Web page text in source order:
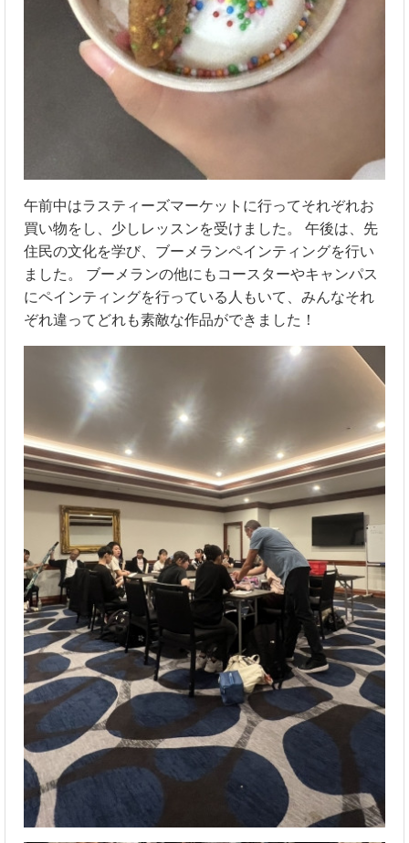
午前中はラスティーズマーケットに行ってそれぞれお
買い物をし、少しレッスンを受けました。 午後は、先
住民の文化を学び、ブーメランペインティングを行い
ました。 ブーメランの他にもコースターやキャンパス
にペインティングを行っている人もいて、みんなそれ
ぞれ違ってどれも素敵な作品ができました！